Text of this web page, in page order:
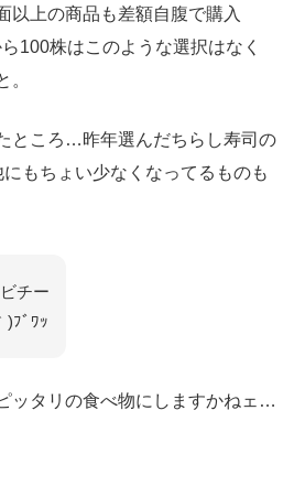
以上の商品も差額自腹で購入
100株はこのような選択はなく
ところ…昨年選んだちらし寿司の
もちょい少なくなってるものも
チー
)ﾌﾞﾜｯ
ッタリの食べ物にしますかねェ…